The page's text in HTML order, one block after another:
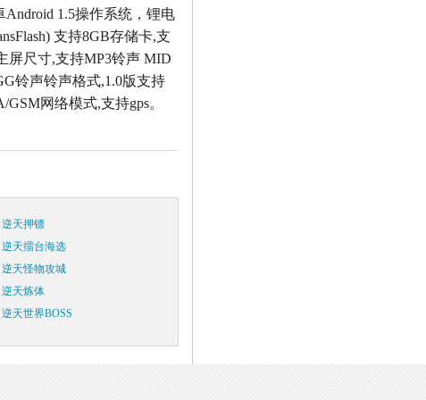
Android 1.5操作系统，锂电
支持8GB存储卡,支
屏尺寸,支持MP3铃声 MID
铃声铃声格式,1.0版支持
网络模式,支持gps。
逆天押镖
逆天擂台海选
逆天怪物攻城
逆天炼体
逆天世界BOSS